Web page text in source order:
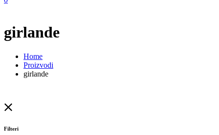
girlande
Home
Proizvodi
girlande
Filteri